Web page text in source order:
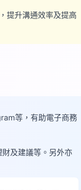
提升溝通效率及提高
等，有助電子商務
及建議等。另外亦